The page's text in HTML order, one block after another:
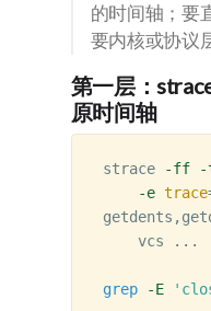
的时间轴；要
要内核或协议
第一层：
原时间轴
strace -ff
-e trace
    vcs ...
grep -E